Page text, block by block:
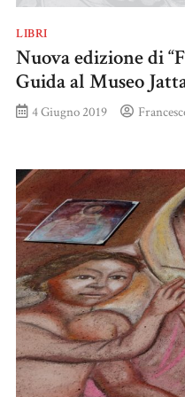
LIBRI
Nuova edizione di
Guida al Museo
4 Giugno 2019